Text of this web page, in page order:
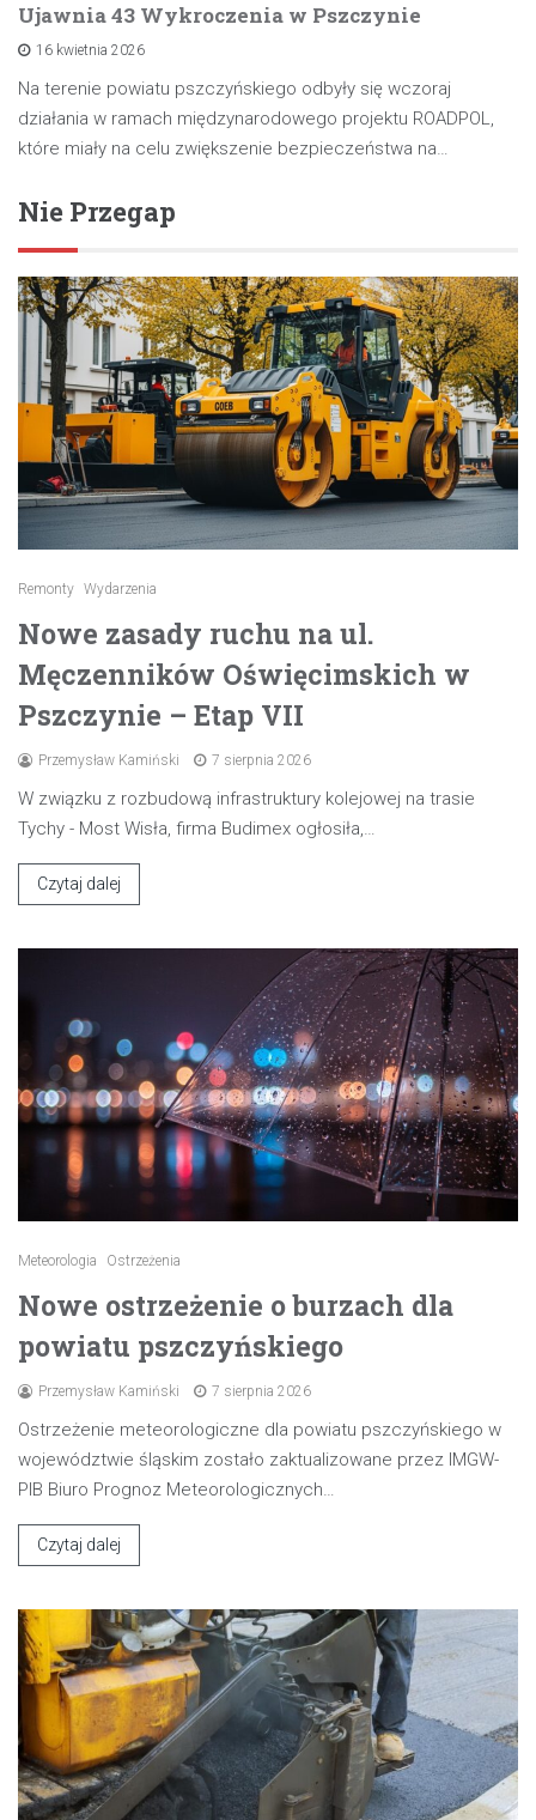
Ujawnia 43 Wykroczenia w Pszczynie
16 kwietnia 2026
Na terenie powiatu pszczyńskiego odbyły się wczoraj
działania w ramach międzynarodowego projektu ROADPOL,
które miały na celu zwiększenie bezpieczeństwa na…
Nie Przegap
Remonty Wydarzenia
Nowe zasady ruchu na ul.
Męczenników Oświęcimskich w
Pszczynie – Etap VII
Przemysław Kamiński 7 sierpnia 2026
W związku z rozbudową infrastruktury kolejowej na trasie
Tychy - Most Wisła, firma Budimex ogłosiła,…
Czytaj dalej
Meteorologia Ostrzeżenia
Nowe ostrzeżenie o burzach dla
powiatu pszczyńskiego
Przemysław Kamiński 7 sierpnia 2026
Ostrzeżenie meteorologiczne dla powiatu pszczyńskiego w
województwie śląskim zostało zaktualizowane przez IMGW-
PIB Biuro Prognoz Meteorologicznych…
Czytaj dalej